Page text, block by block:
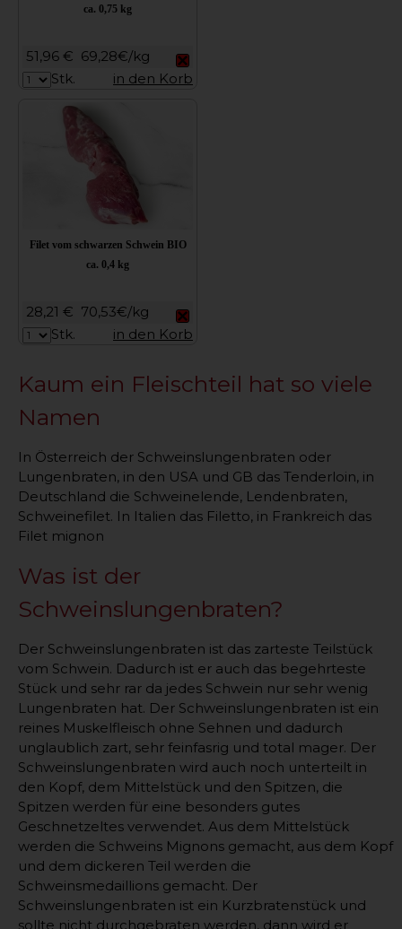
ca. 0,75 kg
51,96 € 69,28€/kg
Stk.
in den Korb
Filet vom schwarzen Schwein BIO
ca. 0,4 kg
28,21 € 70,53€/kg
Stk.
in den Korb
Kaum ein Fleischteil hat so viele
Namen
In Österreich der Schweinslungenbraten oder
Lungenbraten, in den USA und GB das Tenderloin, in
Deutschland die Schweinelende, Lendenbraten,
Schweinefilet. In Italien das Filetto, in Frankreich das
Filet mignon
Was ist der
Schweinslungenbraten?
Der Schweinslungenbraten ist das zarteste Teilstück
vom Schwein. Dadurch ist er auch das begehrteste
Stück und sehr rar da jedes Schwein nur sehr wenig
Lungenbraten hat. Der Schweinslungenbraten ist ein
reines Muskelfleisch ohne Sehnen und dadurch
unglaublich zart, sehr feinfasrig und total mager. Der
Schweinslungenbraten wird auch noch unterteilt in
den Kopf, dem Mittelstück und den Spitzen, die
Spitzen werden für eine besonders gutes
Geschnetzeltes verwendet. Aus dem Mittelstück
werden die Schweins Mignons gemacht, aus dem Kopf
und dem dickeren Teil werden die
Schweinsmedaillions gemacht. Der
Schweinslungenbraten ist ein Kurzbratenstück und
sollte nicht durchgebraten werden, dann wird er